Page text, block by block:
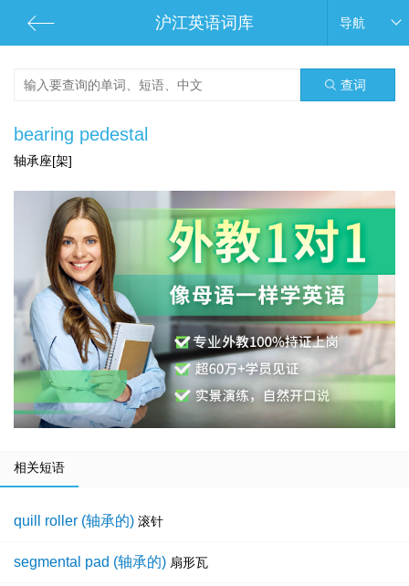
沪江英语词库 导航
查词
bearing pedestal
轴承座[架]
相关短语
quill roller (轴承的) 滚针
segmental pad (轴承的) 扇形瓦